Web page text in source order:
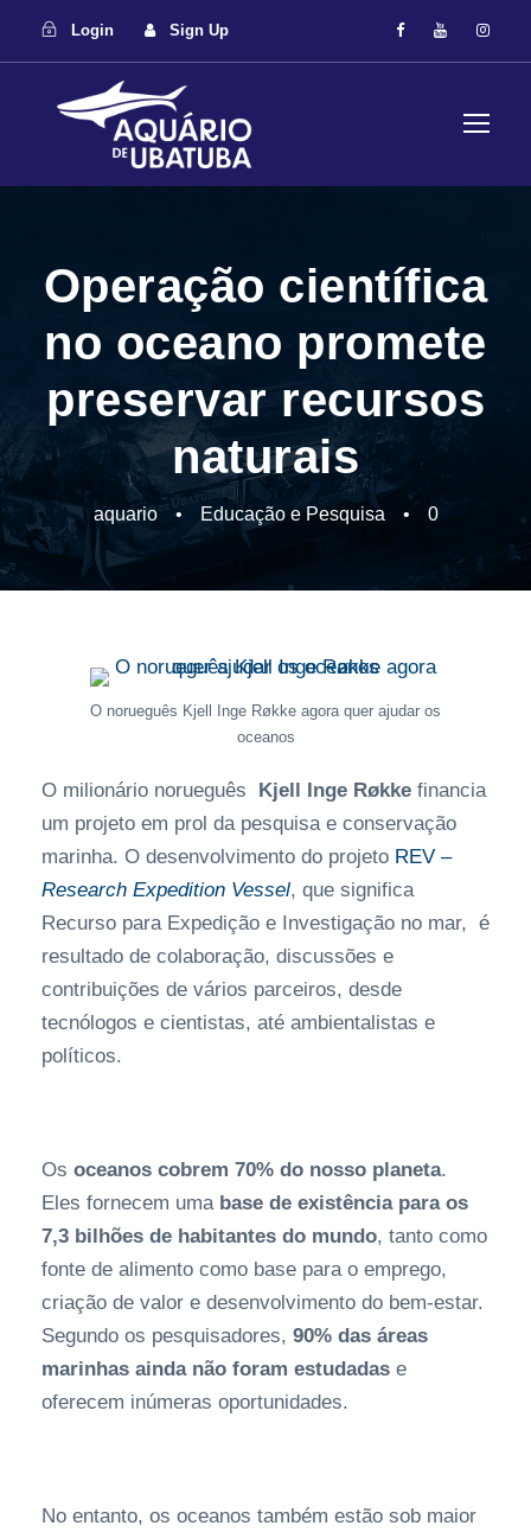
Login Sign Up
Operação científica
no oceano promete
preservar recursos
naturais
aquario • Educação e Pesquisa • 0
O norueguês Kjell Inge Røkke agora quer ajudar os
oceanos
O milionário norueguês Kjell Inge Røkke financia
um projeto em prol da pesquisa e conservação
marinha. O desenvolvimento do projeto REV –
Research Expedition Vessel, que significa
Recurso para Expedição e Investigação no mar, é
resultado de colaboração, discussões e
contribuições de vários parceiros, desde
tecnólogos e cientistas, até ambientalistas e
políticos.
Os oceanos cobrem 70% do nosso planeta.
Eles fornecem uma base de existência para os
7,3 bilhões de habitantes do mundo, tanto como
fonte de alimento como base para o emprego,
criação de valor e desenvolvimento do bem-estar.
Segundo os pesquisadores, 90% das áreas
marinhas ainda não foram estudadas e
oferecem inúmeras oportunidades.
No entanto, os oceanos também estão sob maior